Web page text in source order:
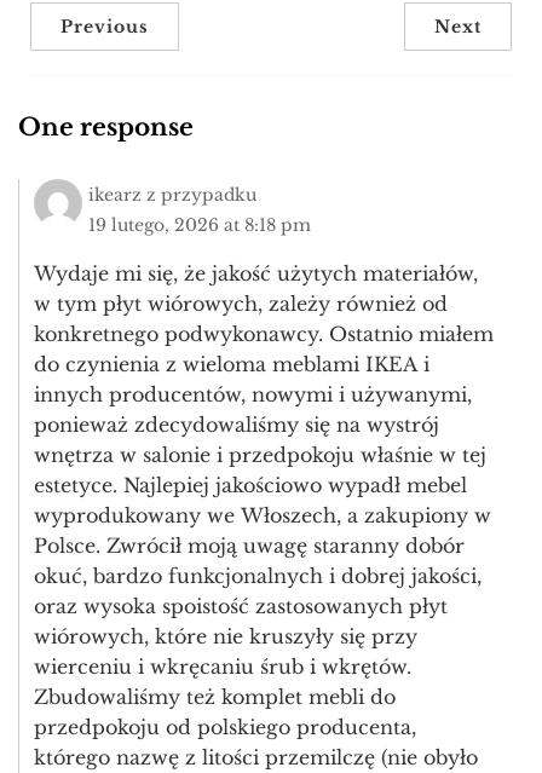
Previous Next
One response
ikearz z przypadku
19 lutego, 2026 at 8:18 pm
Wydaje mi się, że jakość użytych materiałów,
w tym płyt wiórowych, zależy również od
konkretnego podwykonawcy. Ostatnio miałem
do czynienia z wieloma meblami IKEA i
innych producentów, nowymi i używanymi,
ponieważ zdecydowaliśmy się na wystrój
wnętrza w salonie i przedpokoju właśnie w tej
estetyce. Najlepiej jakościowo wypadł mebel
wyprodukowany we Włoszech, a zakupiony w
Polsce. Zwrócił moją uwagę staranny dobór
okuć, bardzo funkcjonalnych i dobrej jakości,
oraz wysoka spoistość zastosowanych płyt
wiórowych, które nie kruszyły się przy
wierceniu i wkręcaniu śrub i wkrętów.
Zbudowaliśmy też komplet mebli do
przedpokoju od polskiego producenta,
którego nazwę z litości przemilczę (nie obyło